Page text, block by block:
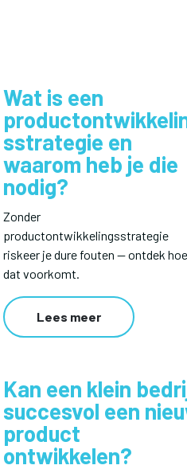
Wat is een
sstrategie en
waarom heb je die
nodig?
Zonder
productontwikkelingsstrategie
riskeer je dure fouten — ontdek
dat voorkomt.
Lees meer
Kan een klein
succesvol een
product
ontwikkelen?